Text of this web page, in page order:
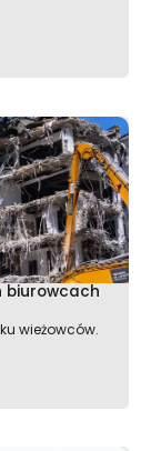
biurowcach
wieżowców.